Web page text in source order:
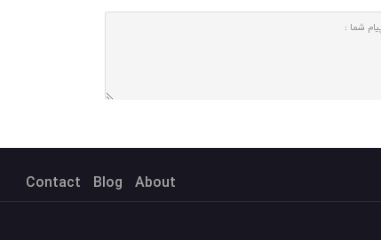
About
Blog
Contact